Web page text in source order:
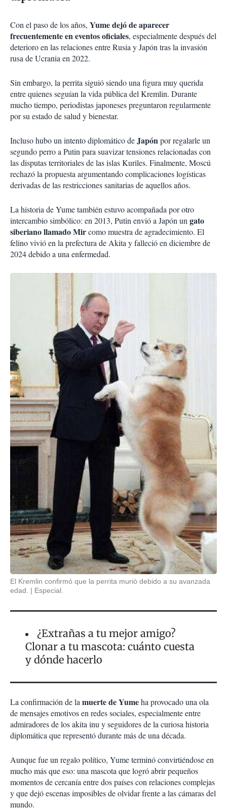
Con el paso de los años, Yume dejó de aparecer
frecuentemente en eventos oficiales, especialmente después del
deterioro en las relaciones entre Rusia y Japón tras la invasión
rusa de Ucrania en 2022.
Sin embargo, la perrita siguió siendo una figura muy querida
entre quienes seguían la vida pública del Kremlin. Durante
mucho tiempo, periodistas japoneses preguntaron regularmente
por su estado de salud y bienestar.
Incluso hubo un intento diplomático deJapónpor regalarle un
segundo perro a Putin para suavizar tensiones relacionadas con
las disputas territoriales de las islas Kuriles. Finalmente, Moscú
rechazó la propuesta argumentando complicaciones logísticas
derivadas de las restricciones sanitarias de aquellos años.
La historia de Yume también estuvo acompañada por otro
intercambio simbólico: en 2013, Putin envió a Japón ungato
siberiano llamado Mircomo muestra de agradecimiento. El
felino vivió en la prefectura de Akita y falleció en diciembre de
2024 debido a una enfermedad.
El Kremlin confirmó que la perrita murió debido a su avanzada
edad.
Especial.
¿Extrañas a tu mejor amigo?
Clonar a tu mascota: cuánto cuesta
y dónde hacerlo
La confirmación de la muerte de Yumeha provocado una ola
de mensajes emotivos en redes sociales, especialmente entre
admiradores de los akita inu y seguidores de la curiosa historia
diplomática que representó durante más de una década.
Aunque fue un regalo político, Yume terminó convirtiéndose en
mucho más que eso: una mascota que logró abrir pequeños
momentos de cercanía entre dos países con relaciones complejas
y que dejó escenas imposibles de olvidar frente a las cámaras del
mundo.